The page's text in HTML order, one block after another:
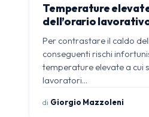
Temperature
dell’orario
Per contrastare il caldo
conseguenti rischi
temperature elevate a cui
lavoratori…
di Giorgio Mazzoleni